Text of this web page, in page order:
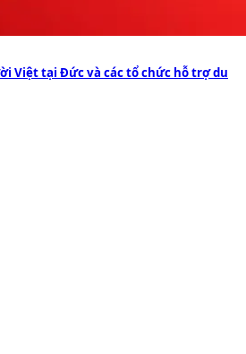
Việt tại Đức và các tổ chức hỗ trợ du